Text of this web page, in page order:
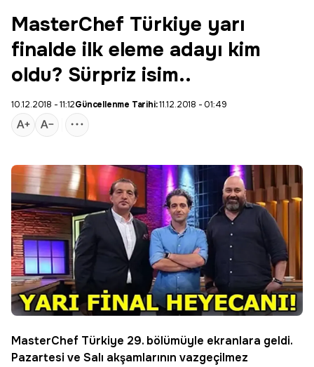
MasterChef Türkiye yarı
finalde ilk eleme adayı kim
oldu? Sürpriz isim..
10.12.2018 - 11:12Güncellenme Tarihi:11.12.2018 - 01:49
MasterChef Türkiye 29. bölümüyle ekranlara geldi.
Pazartesi ve Salı akşamlarının vazgeçilmez